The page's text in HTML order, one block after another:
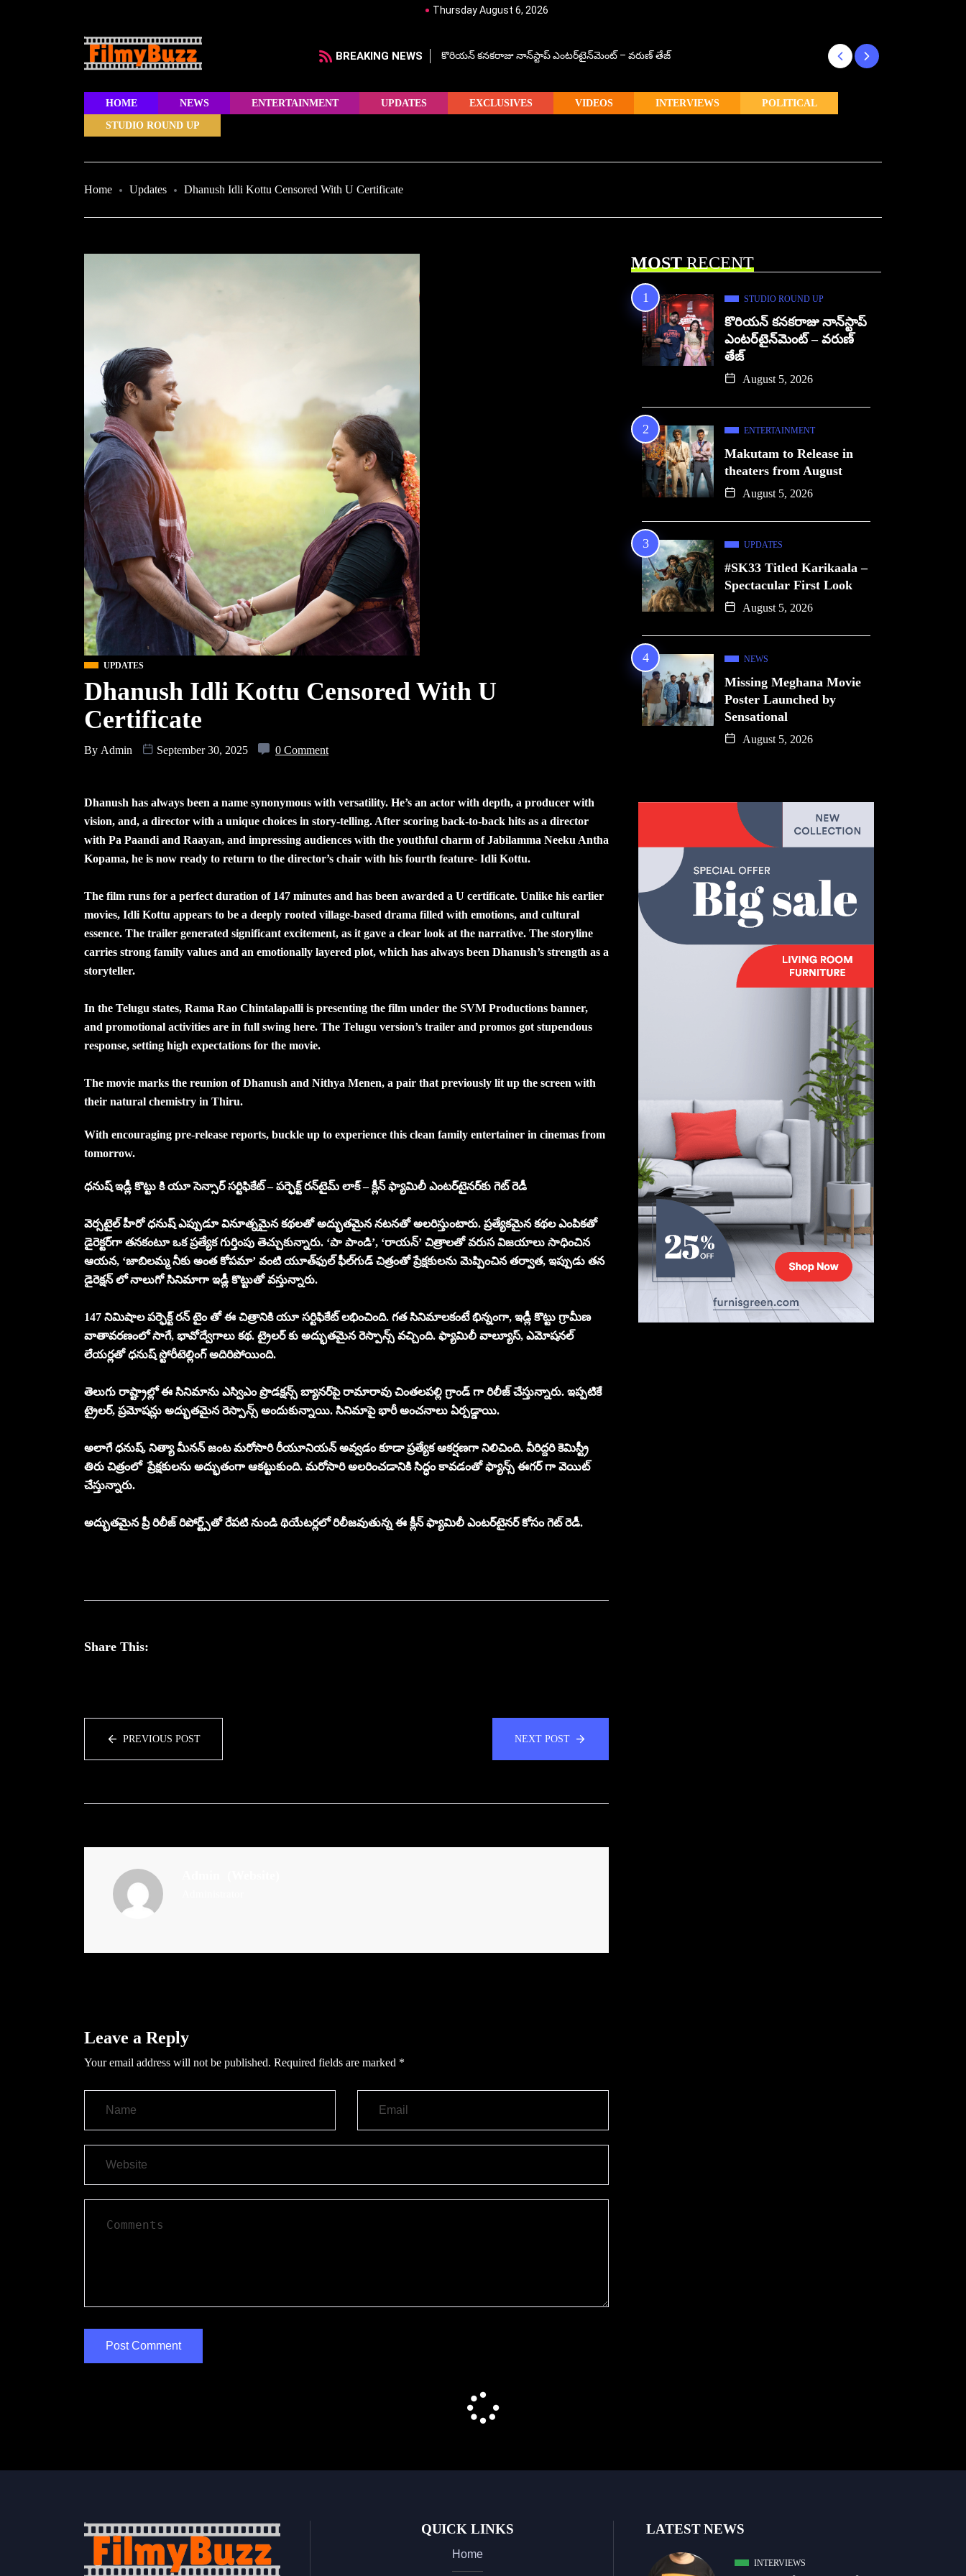
Thursday August 6, 2026
BREAKING NEWS కొరియన్ కనకరాజు నాన్‌స్టాప్ ఎంటర్‌టైన్‌మెంట్ – వరుణ్ తేజ్
HOME NEWS ENTERTAINMENT UPDATES EXCLUSIVES VIDEOS INTERVIEWS POLITICAL
STUDIO ROUND UP
Home Updates Dhanush Idli Kottu Censored With U Certificate
UPDATES
Dhanush Idli Kottu Censored With U
Certificate
By Admin September 30, 2025 0 Comment
Dhanush has always been a name synonymous with versatility. He’s an actor with depth, a producer with
vision, and, a director with a unique choices in story-telling. After scoring back-to-back hits as a director
with Pa Paandi and Raayan, and impressing audiences with the youthful charm of Jabilamma Neeku Antha
Kopama, he is now ready to return to the director’s chair with his fourth feature- Idli Kottu.
The film runs for a perfect duration of 147 minutes and has been awarded a U certificate. Unlike his earlier
movies, Idli Kottu appears to be a deeply rooted village-based drama filled with emotions, and cultural
essence. The trailer generated significant excitement, as it gave a clear look at the narrative. The storyline
carries strong family values and an emotionally layered plot, which has always been Dhanush’s strength as a
storyteller.
In the Telugu states, Rama Rao Chintalapalli is presenting the film under the SVM Productions banner,
and promotional activities are in full swing here. The Telugu version’s trailer and promos got stupendous
response, setting high expectations for the movie.
The movie marks the reunion of Dhanush and Nithya Menen, a pair that previously lit up the screen with
their natural chemistry in Thiru.
With encouraging pre-release reports, buckle up to experience this clean family entertainer in cinemas from
tomorrow.
ధనుష్‌ ఇడ్లీ కొట్టు కి యూ సెన్సార్ సర్టిఫికేట్ – పర్ఫెక్ట్ రన్‌టైమ్‌ లాక్ – క్లీన్ ఫ్యామిలీ ఎంటర్‌టైనర్‌కు గెట్ రెడీ
వెర్సటైల్ హీరో ధనుష్‌ ఎప్పుడూ వినూత్నమైన కథలతో అద్భుతమైన నటనతో అలరిస్తుంటారు. ప్రత్యేకమైన కథల ఎంపికతో
డైరెక్టర్‌గా తనకంటూ ఒక ప్రత్యేక గుర్తింపు తెచ్చుకున్నారు. ‘పా పాండి’, ‘రాయన్’ చిత్రాలతో వరుస విజయాలు సాధించిన
ఆయన, ‘జాబిలమ్మ నీకు అంత కోపమా’ వంటి యూత్‌ఫుల్ ఫీల్‌గుడ్ చిత్రంతో ప్రేక్షకులను మెప్పించిన తర్వాత, ఇప్పుడు తన
డైరెక్షన్ లో నాలుగో సినిమాగా ఇడ్లీ కొట్టుతో వస్తున్నారు.
147 నిమిషాల పర్ఫెక్ట్ రన్ టైం తో ఈ చిత్రానికి యూ సర్టిఫికేట్ లభించింది. గత సినిమాలకంటే భిన్నంగా, ఇడ్లీ కొట్టు గ్రామీణ
వాతావరణంలో సాగే, భావోద్వేగాలు కథ. ట్రైలర్‌ కు అద్భుతమైన రెస్పాన్స్ వచ్చింది. ఫ్యామిలీ వాల్యూస్, ఎమోషనల్‌
లేయర్లతో ధనుష్‌ స్టోరీటెల్లింగ్‌ అదిరిపోయింది.
తెలుగు రాష్ట్రాల్లో ఈ సినిమాను ఎస్విఎం ప్రొడక్షన్స్‌ బ్యానర్‌పై రామారావు చింతలపల్లి గ్రాండ్ గా రిలీజ్ చేస్తున్నారు. ఇప్పటికే
ట్రైలర్‌, ప్రమోషన్లు అద్భుతమైన రెస్పాన్స్‌ అందుకున్నాయి. సినిమాపై భారీ అంచనాలు ఏర్పడ్డాయి.
అలాగే ధనుష్‌, నిత్యా మీనన్‌ జంట మరోసారి రీయూనియన్‌ అవ్వడం కూడా ప్రత్యేక ఆకర్షణగా నిలిచింది. వీరిద్దరి కెమిస్ట్రీ
తిరు చిత్రంలో ప్రేక్షకులను అద్భుతంగా ఆకట్టుకుంది. మరోసారి అలరించడానికి సిద్ధం కావడంతో ఫ్యాన్స్ ఈగర్ గా వెయిట్
చేస్తున్నారు.
అద్భుతమైన ప్రీ రిలీజ్ రిపోర్ట్స్‌తో రేపటి నుండి థియేటర్లలో రిలీజవుతున్న ఈ క్లీన్ ఫ్యామిలీ ఎంటర్‌టైనర్‌ కోసం గెట్ రెడీ.
Share This:
PREVIOUS POST NEXT POST
Leave a Reply
Your email address will not be published. Required fields are marked *
MOSTRECENT
STUDIO ROUND UP
కొరియన్ కనకరాజు నాన్‌స్టాప్
ఎంటర్‌టైన్‌మెంట్ – వరుణ్
తేజ్
August 5, 2026
ENTERTAINMENT
Makutam to Release in
theaters from August
August 5, 2026
UPDATES
#SK33 Titled Karikaala –
Spectacular First Look
August 5, 2026
NEWS
Missing Meghana Movie
Poster Launched by
Sensational
August 5, 2026
QUICK LINKS
Home
LATEST NEWS
INTERVIEWS